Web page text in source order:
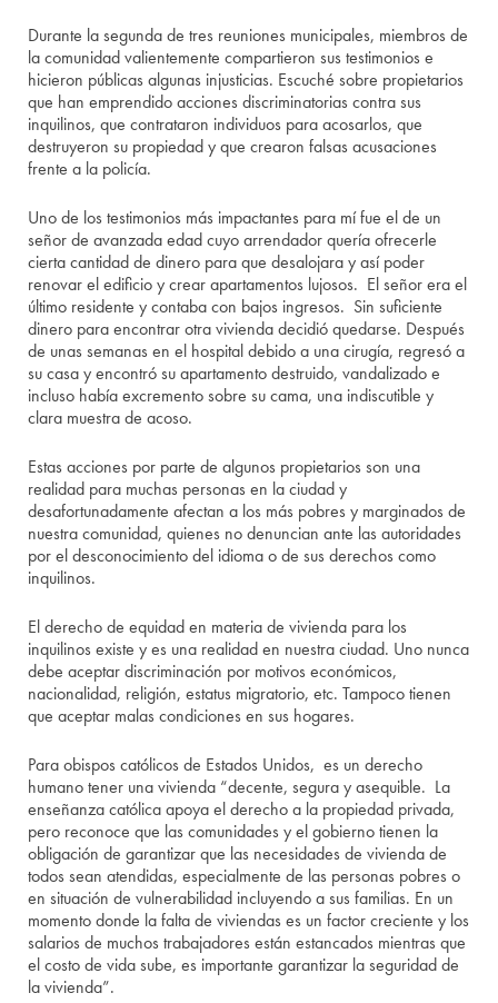
Durante la segunda de tres reuniones municipales, miembros de
la comunidad valientemente compartieron sus testimonios e
hicieron públicas algunas injusticias. Escuché sobre propietarios
que han emprendido acciones discriminatorias contra sus
inquilinos, que contrataron individuos para acosarlos, que
destruyeron su propiedad y que crearon falsas acusaciones
frente a la policía.
Uno de los testimonios más impactantes para mí fue el de un
señor de avanzada edad cuyo arrendador quería ofrecerle
cierta cantidad de dinero para que desalojara y así poder
renovar el edificio y crear apartamentos lujosos. El señor era el
último residente y contaba con bajos ingresos. Sin suficiente
dinero para encontrar otra vivienda decidió quedarse. Después
de unas semanas en el hospital debido a una cirugía, regresó a
su casa y encontró su apartamento destruido, vandalizado e
incluso había excremento sobre su cama, una indiscutible y
clara muestra de acoso.
Estas acciones por parte de algunos propietarios son una
realidad para muchas personas en la ciudad y
desafortunadamente afectan a los más pobres y marginados de
nuestra comunidad, quienes no denuncian ante las autoridades
por el desconocimiento del idioma o de sus derechos como
inquilinos.
El derecho de equidad en materia de vivienda para los
inquilinos existe y es una realidad en nuestra ciudad. Uno nunca
debe aceptar discriminación por motivos económicos,
nacionalidad, religión, estatus migratorio, etc. Tampoco tienen
que aceptar malas condiciones en sus hogares.
Para obispos católicos de Estados Unidos, es un derecho
humano tener una vivienda “decente, segura y asequible. La
enseñanza católica apoya el derecho a la propiedad privada,
pero reconoce que las comunidades y el gobierno tienen la
obligación de garantizar que las necesidades de vivienda de
todos sean atendidas, especialmente de las personas pobres o
en situación de vulnerabilidad incluyendo a sus familias. En un
momento donde la falta de viviendas es un factor creciente y los
salarios de muchos trabajadores están estancados mientras que
el costo de vida sube, es importante garantizar la seguridad de
la vivienda”.